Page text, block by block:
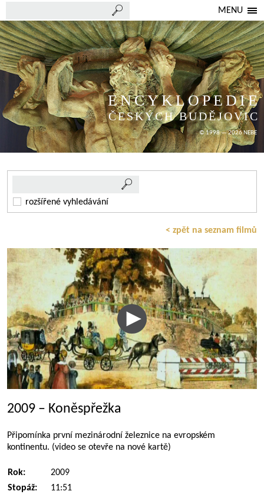
MENU
ENCYKLOPEDIE
ČESKÝCH BUDĚJOVIC
© 1998 — 2026 NEBE
rozšířené vyhledávání
< zpět na seznam filmů
2009 – Koněspřežka
Připomínka první mezinárodní železnice na evropském
kontinentu. (video se otevře na nové kartě)
Rok:
2009
Stopáž:
11:51